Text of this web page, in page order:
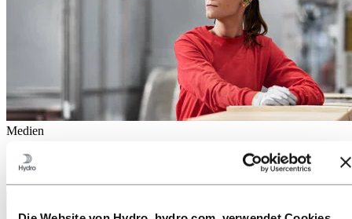
Medien
Egal ob Pressemitteilungen, Fotos, Storys, Fakten und Zahlen: Hier
finden Sie alles, was Sie brauchen.